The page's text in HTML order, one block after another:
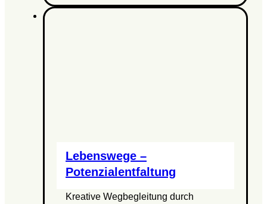
Lebenswege –
Potenzialentfaltung
Kreative Wegbegleitung durch